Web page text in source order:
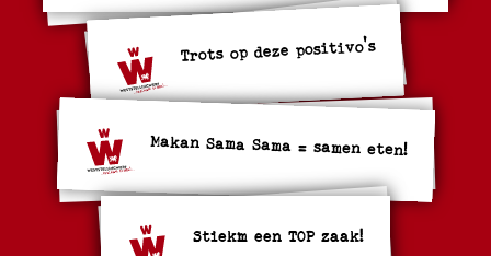
Trots op deze positivo's
Makan Sama Sama = samen eten!
Stiekm een TOP zaak!